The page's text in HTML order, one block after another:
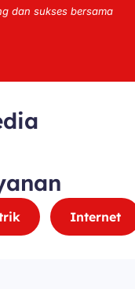
dan sukses bersama
Internet